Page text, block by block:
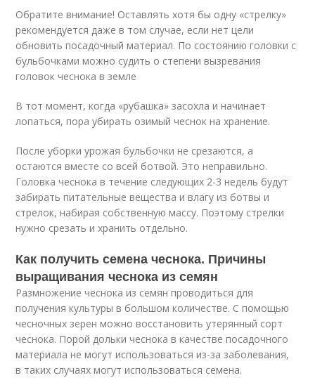
Обратите внимание! Оставлять хотя бы одну «стрелку»
рекомендуется даже в том случае, если нет цели
обновить посадочный материал. По состоянию головки с
бульбочками можно судить о степени вызревания
головок чеснока в земле
В тот момент, когда «рубашка» засохла и начинает
лопаться, пора убирать озимый чеснок на хранение.
После уборки урожая бульбочки не срезаются, а
остаются вместе со всей ботвой. Это неправильно.
Головка чеснока в течение следующих 2-3 недель будут
забирать питательные вещества и влагу из ботвы и
стрелок, набирая собственную массу. Поэтому стрелки
нужно срезать и хранить отдельно.
Как получить семена чеснока. Причины
выращивания чеснока из семян
Размножение чеснока из семян проводиться для
получения культуры в большом количестве. С помощью
чесночных зерен можно восстановить утерянный сорт
чеснока. Порой дольки чеснока в качестве посадочного
материала не могут использоваться из-за заболевания,
в таких случаях могут использоваться семена.